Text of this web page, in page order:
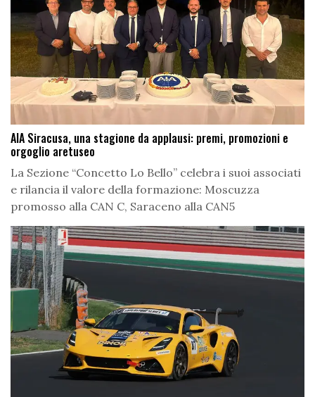
AIA Siracusa, una stagione da applausi: premi, promozioni e
orgoglio aretuseo
La Sezione “Concetto Lo Bello” celebra i suoi associati
e rilancia il valore della formazione: Moscuzza
promosso alla CAN C, Saraceno alla CAN5